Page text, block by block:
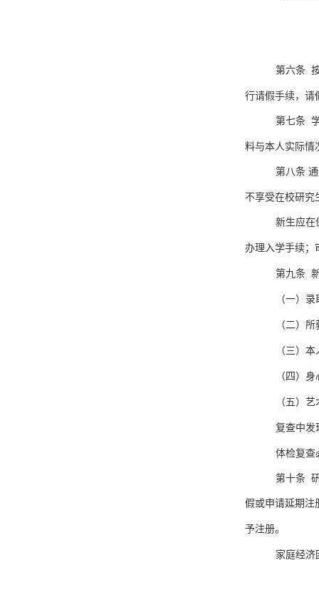
第六条
行请假手续，请
第七条
料与本人实际情
第八条
不享受在校研究
新生应在
办理入学手续；
第九条
（一）
（二）
（三）
（四）
（五）
复查中发
体检复查
第十条
假或申请延期注
予注册。
家庭经济